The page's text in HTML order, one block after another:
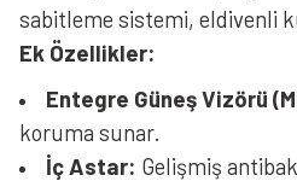
sabitleme sistemi, eldivenli
Ek Özellikler:
Entegre Güneş Vizörü
koruma sunar.
İç Astar: Gelişmiş